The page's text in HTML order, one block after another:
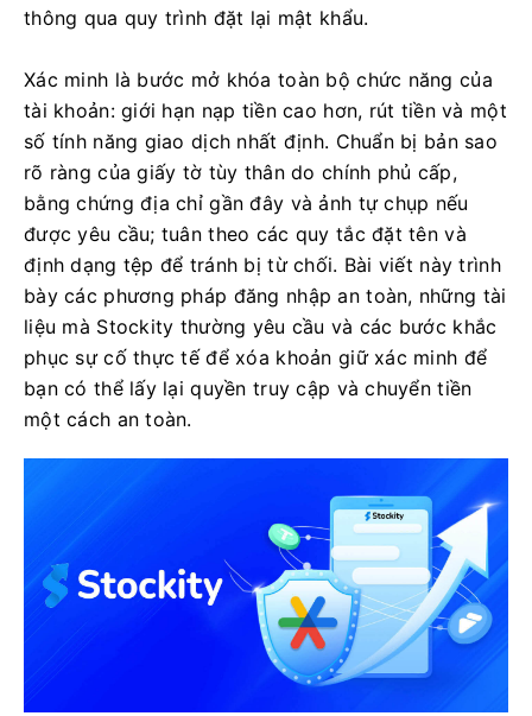
thông qua quy trình đặt lại mật khẩu.
Xác minh là bước mở khóa toàn bộ chức năng của
tài khoản: giới hạn nạp tiền cao hơn, rút ​​tiền và một
số tính năng giao dịch nhất định. Chuẩn bị bản sao
rõ ràng của giấy tờ tùy thân do chính phủ cấp,
bằng chứng địa chỉ gần đây và ảnh tự chụp nếu
được yêu cầu; tuân theo các quy tắc đặt tên và
định dạng tệp để tránh bị từ chối. Bài viết này trình
bày các phương pháp đăng nhập an toàn, những tài
liệu mà Stockity thường yêu cầu và các bước khắc
phục sự cố thực tế để xóa khoản giữ xác minh để
bạn có thể lấy lại quyền truy cập và chuyển tiền
một cách an toàn.